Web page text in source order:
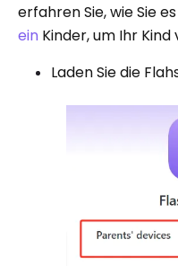
erfahren Sie, wie Sie
ein Kinder, um Ihr
Laden Sie die